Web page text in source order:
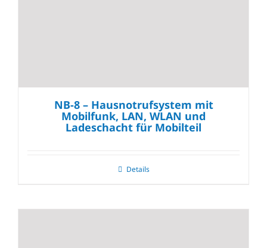
NB-8 – Hausnotrufsystem mit
Mobilfunk, LAN, WLAN und
Ladeschacht für Mobilteil
Details